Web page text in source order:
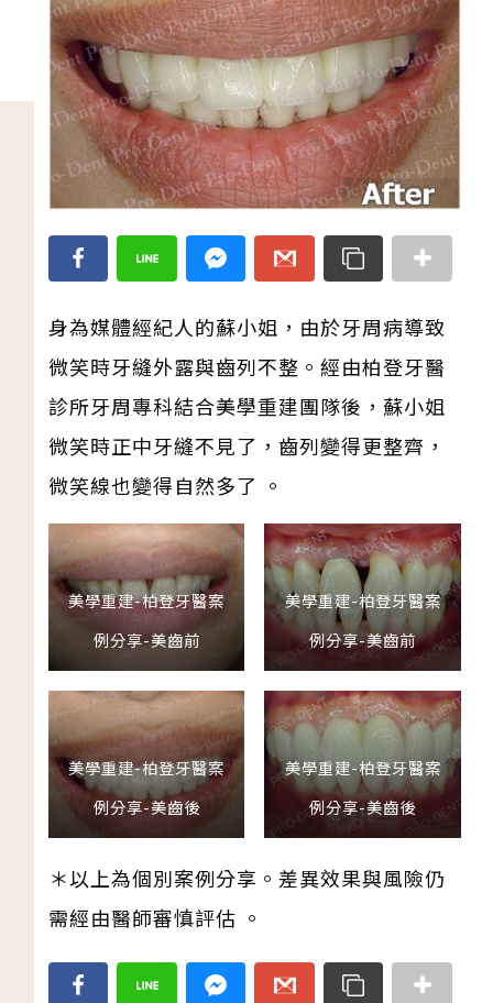
身為媒體經紀人的蘇小姐，由於牙周病導致
微笑時牙縫外露與齒列不整。經由柏登牙醫
診所牙周專科結合美學重建團隊後，蘇小姐
微笑時正中牙縫不見了，齒列變得更整齊，
微笑線也變得自然多了 。
美學重建-柏登牙醫案
例分享-美齒前
美學重建-柏登牙醫案
例分享-美齒前
美學重建-柏登牙醫案
例分享-美齒後
美學重建-柏登牙醫案
例分享-美齒後
＊以上為個別案例分享。差異效果與風險仍
需經由醫師審慎評估 。